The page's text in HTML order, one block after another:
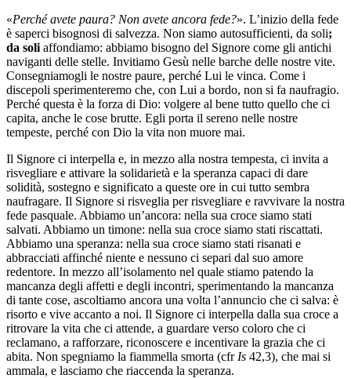
«Perché avete paura? Non avete ancora fede?». L’inizio della fede
è saperci bisognosi di salvezza. Non siamo autosufficienti, da soli;
da soli affondiamo: abbiamo bisogno del Signore come gli antichi
naviganti delle stelle. Invitiamo Gesù nelle barche delle nostre vite.
Consegniamogli le nostre paure, perché Lui le vinca. Come i
discepoli sperimenteremo che, con Lui a bordo, non si fa naufragio.
Perché questa è la forza di Dio: volgere al bene tutto quello che ci
capita, anche le cose brutte. Egli porta il sereno nelle nostre
tempeste, perché con Dio la vita non muore mai.
Il Signore ci interpella e, in mezzo alla nostra tempesta, ci invita a
risvegliare e attivare la solidarietà e la speranza capaci di dare
solidità, sostegno e significato a queste ore in cui tutto sembra
naufragare. Il Signore si risveglia per risvegliare e ravvivare la nostra
fede pasquale. Abbiamo un’ancora: nella sua croce siamo stati
salvati. Abbiamo un timone: nella sua croce siamo stati riscattati.
Abbiamo una speranza: nella sua croce siamo stati risanati e
abbracciati affinché niente e nessuno ci separi dal suo amore
redentore. In mezzo all’isolamento nel quale stiamo patendo la
mancanza degli affetti e degli incontri, sperimentando la mancanza
di tante cose, ascoltiamo ancora una volta l’annuncio che ci salva: è
risorto e vive accanto a noi. Il Signore ci interpella dalla sua croce a
ritrovare la vita che ci attende, a guardare verso coloro che ci
reclamano, a rafforzare, riconoscere e incentivare la grazia che ci
abita. Non spegniamo la fiammella smorta (cfr Is 42,3), che mai si
ammala, e lasciamo che riaccenda la speranza.